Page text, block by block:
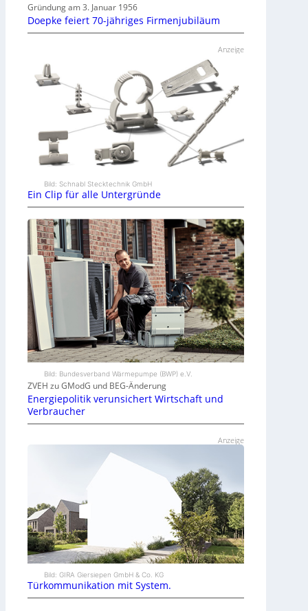
Gründung am 3. Januar 1956
Doepke feiert 70-jähriges Firmenjubiläum
Anzeige
Bild: Schnabl Stecktechnik GmbH
Ein Clip für alle Untergründe
Bild: Bundesverband Wärmepumpe (BWP) e.V.
ZVEH zu GModG und BEG-Änderung
Energiepolitik verunsichert Wirtschaft und
Verbraucher
Anzeige
Bild: GIRA Giersiepen GmbH & Co. KG
Türkommunikation mit System.